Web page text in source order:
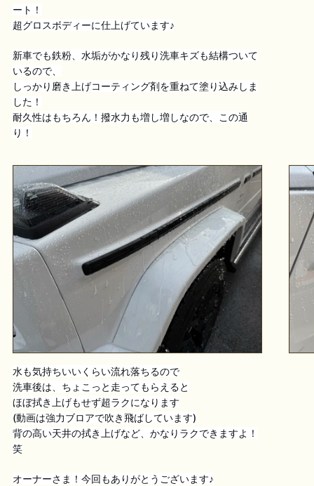
ート！
超グロスボディーに仕上げています♪
新車でも鉄粉、水垢がかなり残り洗車キズも結構ついて
いるので、
しっかり磨き上げコーティング剤を重ねて塗り込みしま
した！
耐久性はもちろん！撥水力も増し増しなので、この通
り！
水も気持ちいいくらい流れ落ちるので
洗車後は、ちょこっと走ってもらえると
ほぼ拭き上げもせず超ラクになります
(動画は強力ブロアで吹き飛ばしています)
背の高い天井の拭き上げなど、かなりラクできますよ！
笑
オーナーさま！今回もありがとうございます♪